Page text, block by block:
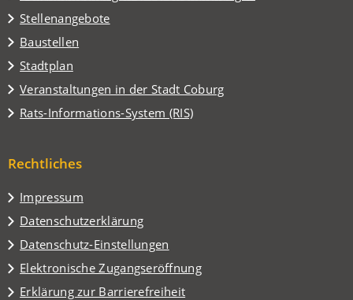
Stellenangebote
Baustellen
Stadtplan
(Öffnet
in
einem
neuen
Veranstaltungen in der Stadt Coburg
(Öffnet
in
einem
Tab)
Rats-Informations-System (RIS)
(Öffnet
neuen
Rechtliches
Impressum
Datenschutzerklärung
Datenschutz-Einstellungen
Elektronische Zugangseröffnung
Erklärung zur Barrierefreiheit